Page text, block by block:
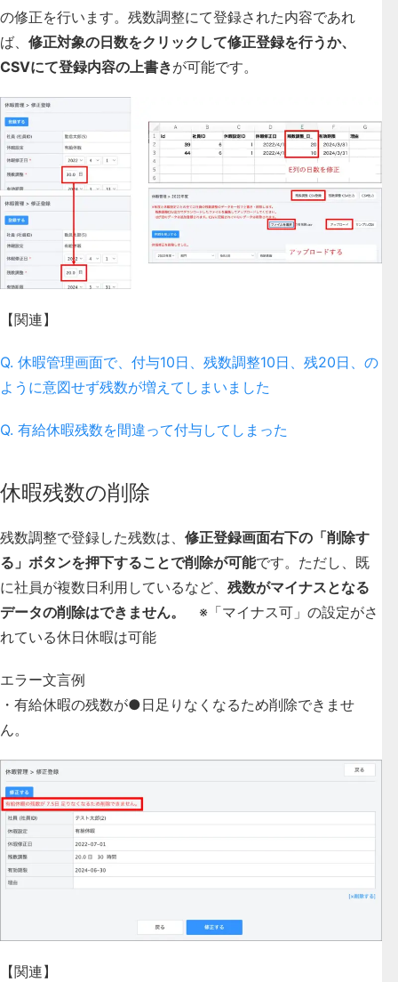
の修正を行います。残数調整にて登録された内容であれ
ば、 修正対象の日数をクリックして修正登録を行うか、
CSVにて登録内容の上書きが可能です。
【関連】
Q. 休暇管理画面で、付与10日、残数調整10日、残20日、の
ように意図せず残数が増えてしまいました
Q. 有給休暇残数を間違って付与してしまった
休暇残数の削除
残数調整で登録した残数は、 修正登録画面右下の「削除す
る」ボタンを押下することで削除が可能です。ただし、既
に社員が複数日利用しているなど、 残数がマイナスとなる
データの削除はできません。
※「マイナス可」の設定がさ
れている休日休暇は可能
エラー文言例
・有給休暇の残数が●日足りなくなるため削除できませ
ん。
【関連】